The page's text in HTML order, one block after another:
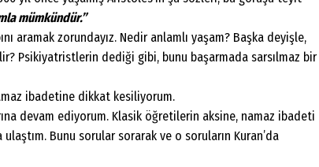
mümkündür.”
zorundayız. Nedir anlamlı yaşam? Başka deyişle,
Psikiyatristlerin dediği gibi, bunu başarmada sarsılmaz bir
ibadetine dikkat kesiliyorum.
devam ediyorum. Klasik öğretilerin aksine, namaz ibadeti
Bunu sorular sorarak ve o soruların Kuran’da